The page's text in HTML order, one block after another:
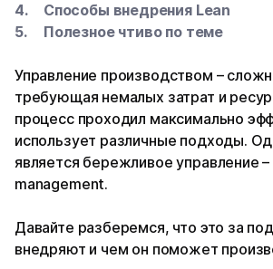
Способы внедрения Lean
Полезное чтиво по теме
Управление производством –
требующая немалых затрат и
процесс проходил максимально
использует различные подходы.
является бережливое управление –
management.
Давайте разберемся, что это за
внедряют и чем он поможет